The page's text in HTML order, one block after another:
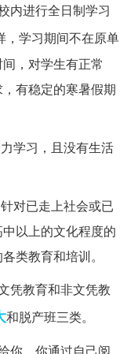
内进行全日制学习
，学习期间不在原单
，对学生有正常
有稳定的寒暑假期
习，且没有生活
已走上社会或已
以上的文化程度的
类教育和培训。
凭教育和非文凭教
和脱产班三类。